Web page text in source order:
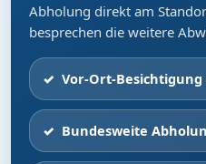
Abholung direkt am
besprechen die weitere
Vor-Ort-Besichtigung
Bundesweite